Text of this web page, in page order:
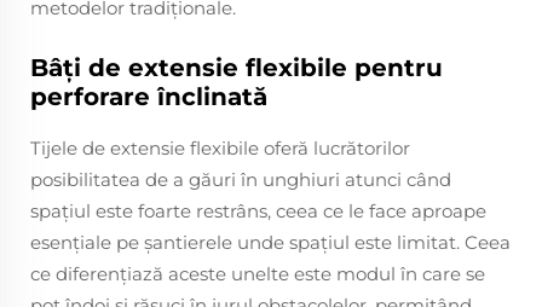
metodelor tradiționale.
Bâți de extensie flexibile pentru
perforare înclinată
Tijele de extensie flexibile oferă lucrătorilor
posibilitatea de a găuri în unghiuri atunci când
spațiul este foarte restrâns, ceea ce le face aproape
esențiale pe șantierele unde spațiul este limitat. Ceea
ce diferențiază aceste unelte este modul în care se